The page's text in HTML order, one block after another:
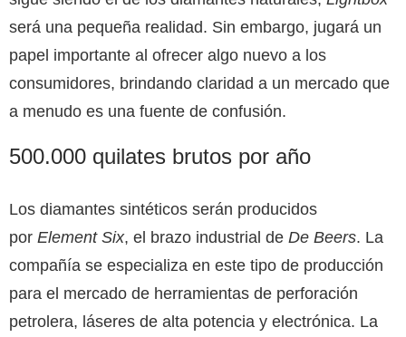
será una pequeña realidad. Sin embargo, jugará un
papel importante al ofrecer algo nuevo a los
consumidores, brindando claridad a un mercado que
a menudo es una fuente de confusión.
500.000 quilates brutos por año
Los diamantes sintéticos serán producidos
por Element Six, el brazo industrial de De Beers. La
compañía se especializa en este tipo de producción
para el mercado de herramientas de perforación
petrolera, láseres de alta potencia y electrónica. La